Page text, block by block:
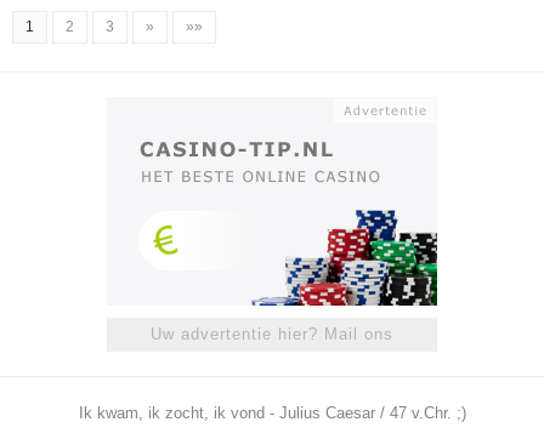
1 2 3 » »»
Uw advertentie hier? Mail ons
Ik kwam, ik zocht, ik vond - Julius Caesar / 47 v.Chr. ;)